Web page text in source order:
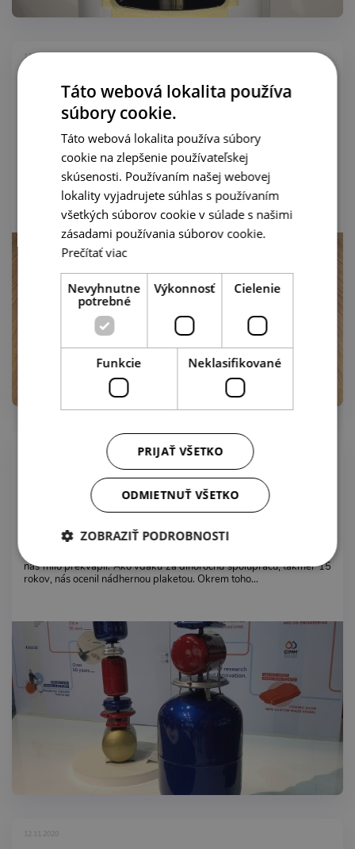
12.11.2020
Výstava MCE 2018 Miláno - TESY
V dňoch od 13.03.-16.03. 2018 sa naša spoločnosť zúčastnila
najväčšej tohoročnej medzinárodnej výstavy MOSTRA
CONVEGNO EXPOCOMFORT 2018 v Miláne. Boli sme prítomný
Výstava MCE 2018 Miláno - CIM
nás milo prekvapil. Ako vďaku za dlhoročnú spoluprácu, takmer 15
rokov, nás ocenil nádhernou plaketou. Okrem toho...
Táto webová lokalita používa
súbory cookie.
Táto webová lokalita používa súbory
cookie na zlepšenie používateľskej
skúsenosti. Používaním našej webovej
lokality vyjadrujete súhlas s používaním
všetkých súborov cookie v súlade s našimi
zásadami používania súborov cookie.
Prečítať viac
Nevyhnutne
potrebné
Výkonnosť Cielenie
Funkcie Neklasifikované
PRIJAŤ VŠETKO
ODMIETNUŤ VŠETKO
ZOBRAZIŤ PODROBNOSTI